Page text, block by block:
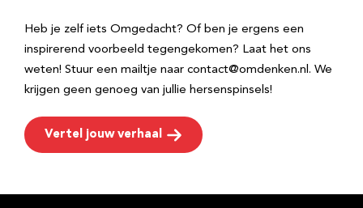
Heb je zelf iets Omgedacht? Of ben je ergens een
inspirerend voorbeeld tegengekomen? Laat het ons
weten! Stuur een mailtje naar contact@omdenken.nl. We
krijgen geen genoeg van jullie hersenspinsels!
Vertel jouw verhaal